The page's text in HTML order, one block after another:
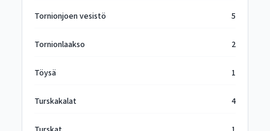
Tornionjoen vesistö 5
Tornionlaakso 2
Töysä 1
Turskakalat 4